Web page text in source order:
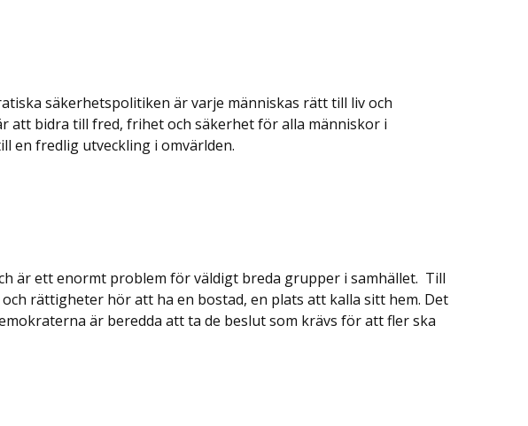
säkerhetspolitiken är varje människas rätt till liv och
att bidra till fred, frihet och säkerhet för alla människor i
en fredlig utveckling i omvärlden.
är ett enormt problem för väldigt breda grupper i samhället. Till
rättigheter hör att ha en bostad, en plats att kalla sitt hem. Det
är beredda att ta de beslut som krävs för att fler ska